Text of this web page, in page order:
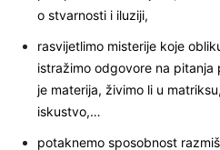
o stvarnosti i iluziji,
rasvijetlimo misterije koje
istražimo odgovore na pitanja
je materija, živimo li u
iskustvo,…
potaknemo sposobnost